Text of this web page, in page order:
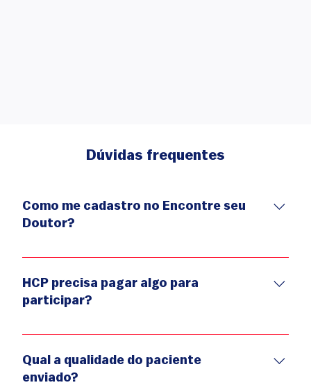
Dúvidas frequentes
Como me cadastro no Encontre seu
Doutor?
O cadastro é feito de forma simples - basta preencher
consulta (particular ou convênio) e cidade no formulário
de cadastro. Após isso, você já passa a integrar o mapa
HCP precisa pagar algo para
participar?
Não há custo de adesão. Todos o projeto é fornecido
do tráfego pago que é patrocinado pela Sanofi.
Qual a qualidade do paciente
enviado?